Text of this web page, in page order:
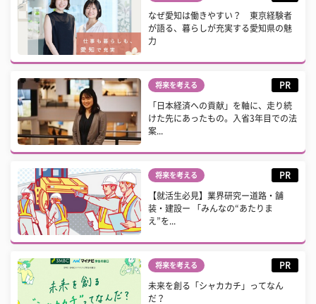
なぜ愛知は働きやすい？ 東京経験者
が語る、暮らしが充実する愛知県の魅
力
将来を考える PR
「日本経済への貢献」を軸に、走り続
けた先にあったもの。入省3年目での法
案...
将来を考える PR
【就活生必見】業界研究ー道路・舗
装・建設ー 「みんなの“あたりま
え”を...
将来を考える PR
未来を創る「シャカカチ」ってなん
だ？